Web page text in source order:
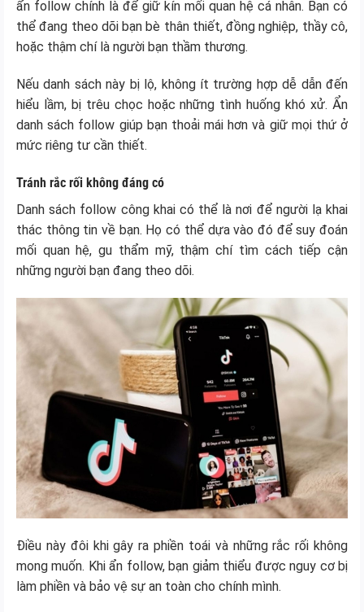
ẩn follow chính là để giữ kín mối quan hệ cá nhân. Bạn có
thể đang theo dõi bạn bè thân thiết, đồng nghiệp, thầy cô,
hoặc thậm chí là người bạn thầm thương.
Nếu danh sách này bị lộ, không ít trường hợp dễ dẫn đến
hiểu lầm, bị trêu chọc hoặc những tình huống khó xử. Ẩn
danh sách follow giúp bạn thoải mái hơn và giữ mọi thứ ở
mức riêng tư cần thiết.
Tránh rắc rối không đáng có
Danh sách follow công khai có thể là nơi để người lạ khai
thác thông tin về bạn. Họ có thể dựa vào đó để suy đoán
mối quan hệ, gu thẩm mỹ, thậm chí tìm cách tiếp cận
những người bạn đang theo dõi.
Điều này đôi khi gây ra phiền toái và những rắc rối không
mong muốn. Khi ẩn follow, bạn giảm thiểu được nguy cơ bị
làm phiền và bảo vệ sự an toàn cho chính mình.